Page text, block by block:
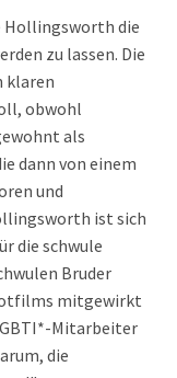
Hollingsworth die
zu lassen. Die
klaren
obwohl
als
dann von einem
und
ist sich
die schwule
Bruder
mitgewirkt
Mitarbeiter
die